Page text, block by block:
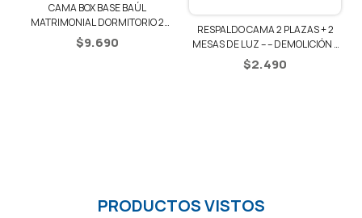
CAMA BOX BASE BAÚL
MATRIMONIAL DORMITORIO 2
PLAZAS
$9.690
RESPALDO CAMA 2 PLAZAS + 2
MESAS DE LUZ – – DEMOLICIÓN /
NEGRO
$2.490
PRODUCTOS VISTOS